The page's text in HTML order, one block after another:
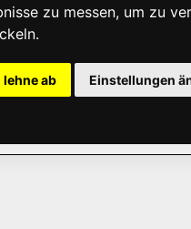
zu messen, um zu
lehne ab Einstellungen